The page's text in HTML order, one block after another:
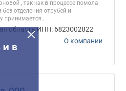
, так как в процессе помола
отделения отрубей и
принимается...
область ИНН: 6823002822
О компании
и в